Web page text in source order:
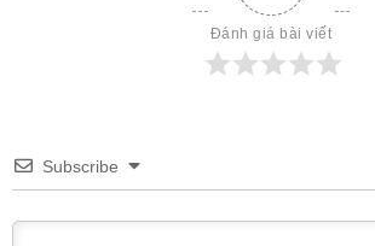
Đánh giá bài viết
Subscribe